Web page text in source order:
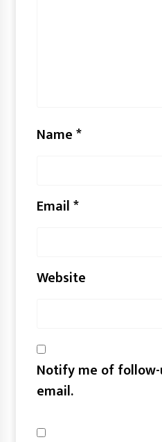
Name*
Email*
Website
Notify me of
email.